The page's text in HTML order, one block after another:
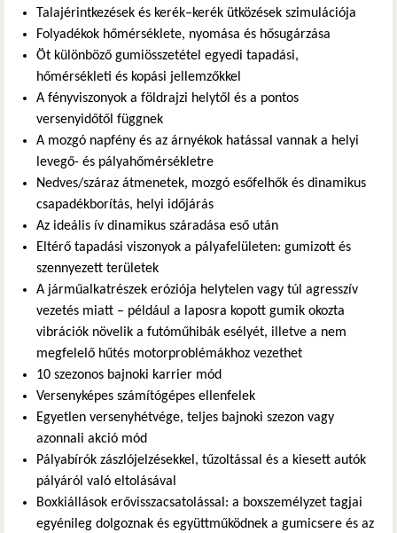
Talajérintkezések és kerék–kerék ütközések szimulációja
Folyadékok hőmérséklete, nyomása és hősugárzása
Öt különböző gumiösszetétel egyedi tapadási,
hőmérsékleti és kopási jellemzőkkel
A fényviszonyok a földrajzi helytől és a pontos
versenyidőtől függnek
A mozgó napfény és az árnyékok hatással vannak a helyi
levegő- és pályahőmérsékletre
Nedves/száraz átmenetek, mozgó esőfelhők és dinamikus
csapadékborítás, helyi időjárás
Az ideális ív dinamikus száradása eső után
Eltérő tapadási viszonyok a pályafelületen: gumizott és
szennyezett területek
A járműalkatrészek eróziója helytelen vagy túl agresszív
vezetés miatt – például a laposra kopott gumik okozta
vibrációk növelik a futóműhibák esélyét, illetve a nem
megfelelő hűtés motorproblémákhoz vezethet
10 szezonos bajnoki karrier mód
Versenyképes számítógépes ellenfelek
Egyetlen versenyhétvége, teljes bajnoki szezon vagy
azonnali akció mód
Pályabírók zászlójelzésekkel, tűzoltással és a kiesett autók
pályáról való eltolásával
Boxkiállások erővisszacsatolással: a boxszemélyzet tagjai
egyénileg dolgoznak és együttműködnek a gumicsere és az